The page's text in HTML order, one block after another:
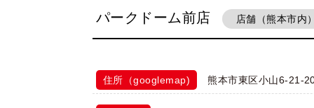
パークドーム前店 店舗（熊本市内
住所（googlemap) 熊本市東区小山6-21-